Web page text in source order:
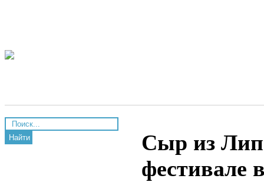
Найти
Сыр из
фестивале